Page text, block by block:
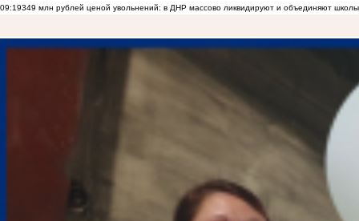
09:19349 млн рублей ценой увольнений: в ДНР массово ликвидируют и объединяют